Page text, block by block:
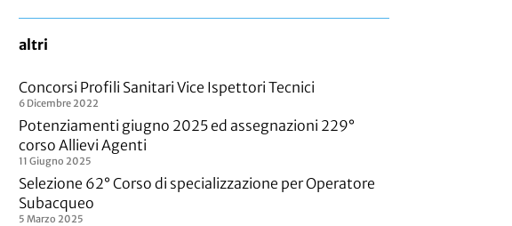
altri
Concorsi Profili Sanitari Vice Ispettori Tecnici
6 Dicembre 2022
Potenziamenti giugno 2025 ed assegnazioni 229°
corso Allievi Agenti
11 Giugno 2025
Selezione 62° Corso di specializzazione per Operatore
Subacqueo
5 Marzo 2025